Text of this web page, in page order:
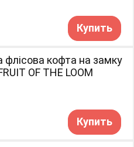
Купить
флісова кофта на замку
OF THE LOOM
Купить